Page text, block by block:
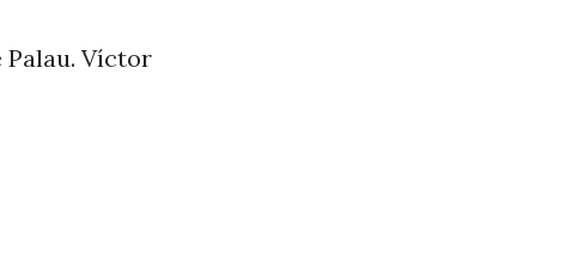
Palau. Víctor